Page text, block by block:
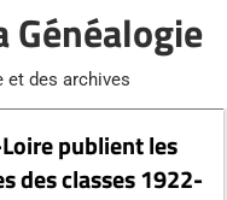
Généalogie
et des archives
publient les
des classes 1922-